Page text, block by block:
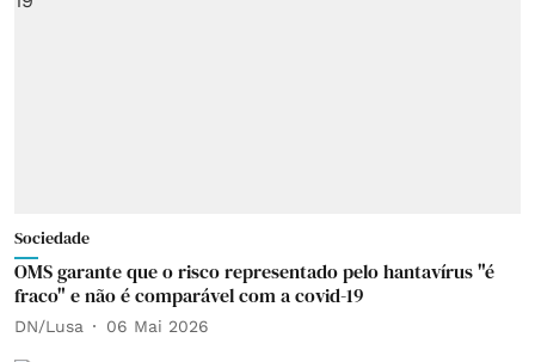
Sociedade
OMS garante que o risco representado pelo hantavírus "é
fraco" e não é comparável com a covid-19
DN/Lusa 06 Mai 2026